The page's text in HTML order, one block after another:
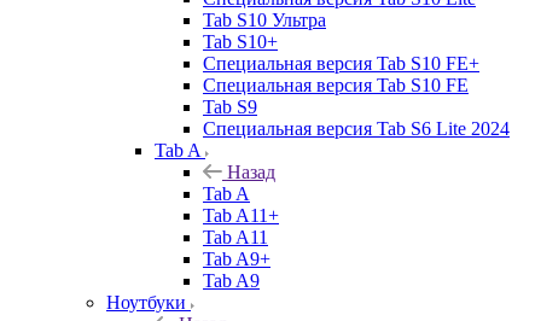
Tab S10 Ультра
Tab S10+
Специальная версия Tab S10 FE+
Специальная версия Tab S10 FE
Tab S9
Специальная версия Tab S6 Lite 2024
Tab A
Назад
Tab A
Tab A11+
Tab A11
Tab A9+
Tab A9
Ноутбуки